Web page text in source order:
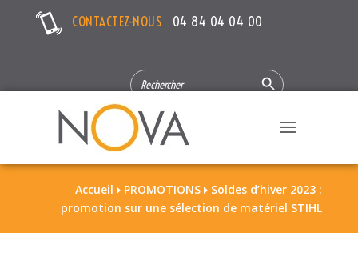
CONTACTEZ-NOUS 04 84 04 04 00
SEARCH
FOR:
Search Button
Accueil  PROMOTIONS  Soldes d’hiver 2023 :
promotion sur une sélection de matériel STIHL